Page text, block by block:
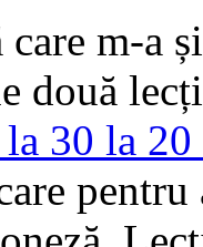
care m-a
două
30 la